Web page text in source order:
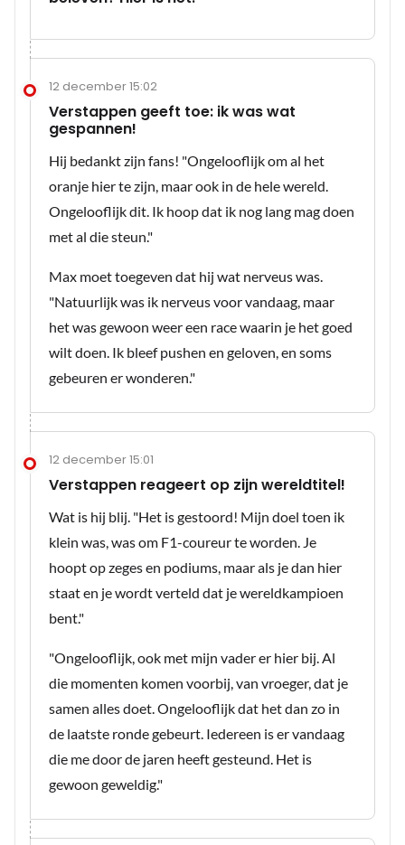
12 december 15:02
Verstappen geeft toe: ik was wat
gespannen!
Hij bedankt zijn fans! "Ongelooflijk om al het
oranje hier te zijn, maar ook in de hele wereld.
Ongelooflijk dit. Ik hoop dat ik nog lang mag doen
met al die steun."
Max moet toegeven dat hij wat nerveus was.
"Natuurlijk was ik nerveus voor vandaag, maar
het was gewoon weer een race waarin je het goed
wilt doen. Ik bleef pushen en geloven, en soms
gebeuren er wonderen."
12 december 15:01
Verstappen reageert op zijn wereldtitel!
Wat is hij blij. "Het is gestoord! Mijn doel toen ik
klein was, was om F1-coureur te worden. Je
hoopt op zeges en podiums, maar als je dan hier
staat en je wordt verteld dat je wereldkampioen
bent."
"Ongelooflijk, ook met mijn vader er hier bij. Al
die momenten komen voorbij, van vroeger, dat je
samen alles doet. Ongelooflijk dat het dan zo in
de laatste ronde gebeurt. Iedereen is er vandaag
die me door de jaren heeft gesteund. Het is
gewoon geweldig."